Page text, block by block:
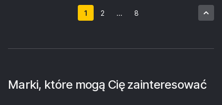
1 2 ... 8
Marki, które mogą Cię zainteresować